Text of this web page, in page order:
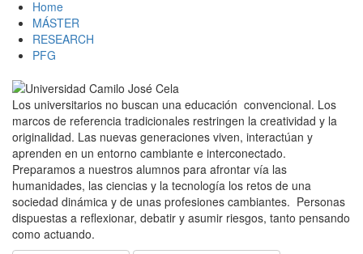
Home
MÁSTER
RESEARCH
PFG
Los universitarios no buscan una educación convencional. Los
marcos de referencia tradicionales restringen la creatividad y la
originalidad. Las nuevas generaciones viven, interactúan y
aprenden en un entorno cambiante e interconectado.
Preparamos a nuestros alumnos para afrontar vía las
humanidades, las ciencias y la tecnología los retos de una
sociedad dinámica y de unas profesiones cambiantes. Personas
dispuestas a reflexionar, debatir y asumir riesgos, tanto pensando
como actuando.